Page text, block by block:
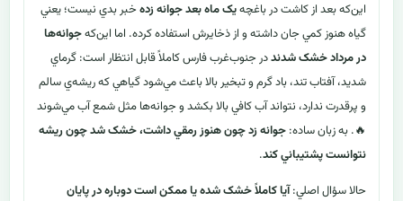
اين‌که بعد از کاشت در باغچهيک ماه بعد جوانه زده خبر بدي نيست؛ يعني
گياه هنوز کمي جان داشته و از ذخايرش استفاده کرده. اما اين‌کهجوانه‌ها
در مرداد خشک شدنددر جنوب‌غرب فارس کاملاً قابل انتظار است: گرماي
شديد، آفتاب تند، باد گرم و تبخير بالا باعث مي‌شود گياهي که ريشه‌ي سالم
و پرقدرت ندارد، نتواند آب کافي بالا بکشد و جوانه‌ها مثل شمع آب مي‌شوند
🔥. به زبان ساده: جوانه زد چون هنوز رمقي داشت، خشک شد چون ريشه
نتوانست پشتيباني کند.
حالا سؤال اصلي:آيا کاملاً خشک شده يا ممکن است دوباره در پايان